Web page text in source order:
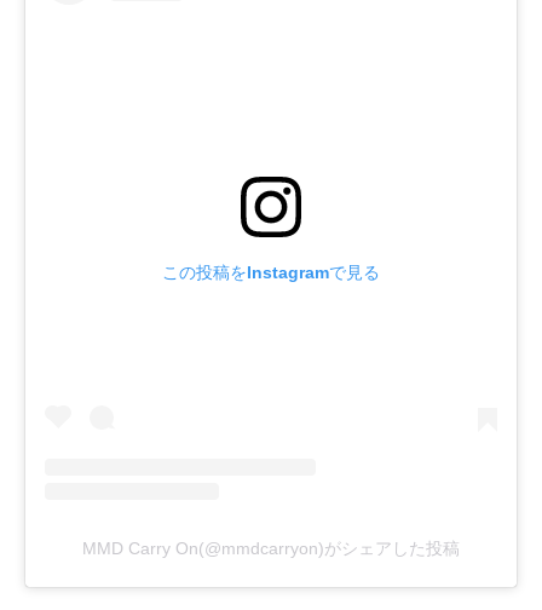
この投稿をInstagramで見る
MMD Carry On(@mmdcarryon)がシェアした投稿